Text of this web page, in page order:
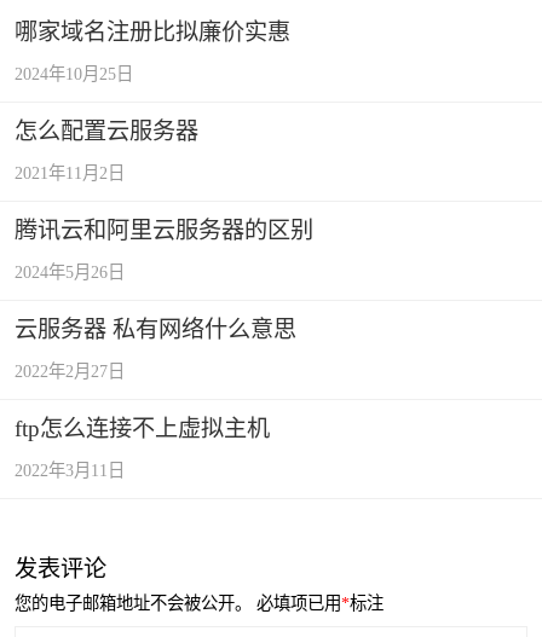
哪家域名注册比拟廉价实惠
2024年10月25日
怎么配置云服务器
2021年11月2日
腾讯云和阿里云服务器的区别
2024年5月26日
云服务器 私有网络什么意思
2022年2月27日
ftp怎么连接不上虚拟主机
2022年3月11日
发表评论
您的电子邮箱地址不会被公开。 必填项已用*标注